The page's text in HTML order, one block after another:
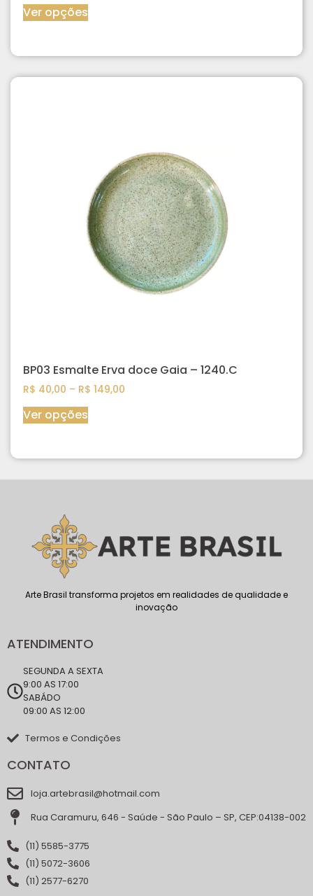
Ver opções
BP03 Esmalte Erva doce Gaia – 1240.C
R$ 40,00 – R$ 149,00
Ver opções
Arte Brasil transforma projetos em realidades de qualidade e
inovação
ATENDIMENTO
SEGUNDA A SEXTA
9:00 AS 17:00
SABÁDO
09:00 AS 12:00
Termos e Condições
CONTATO
loja.artebrasil@hotmail.com
Rua Caramuru, 646 - Saúde - São Paulo – SP, CEP:04138-002
(11) 5585-3775
(11) 5072-3606
(11) 2577-6270